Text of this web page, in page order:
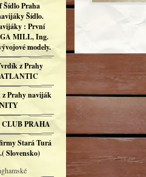
Šídlo Praha
Šídlo.
: První
MILL, Ing.
modely.
z Prahy
z Prahy naviják
CLUB PRAHA
Stará Turá
Slovensko)